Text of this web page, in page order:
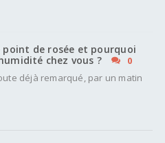
point de rosée et pourquoi
chez vous ?
0
déjà remarqué, par un matin